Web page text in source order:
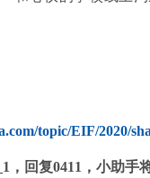
topic/EIF/2020/
回复0411，小助手